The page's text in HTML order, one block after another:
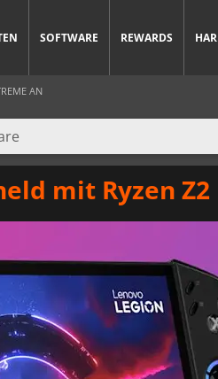
SOFTWARE REWARDS
AN
mit Ryzen